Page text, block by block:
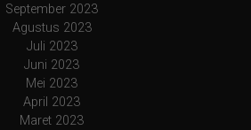
September 2023
Agustus 2023
Juli 2023
Juni 2023
Mei 2023
April 2023
Maret 2023